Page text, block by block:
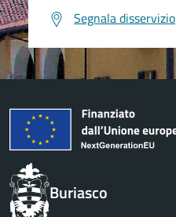
Segnala disservizio
Buriasco